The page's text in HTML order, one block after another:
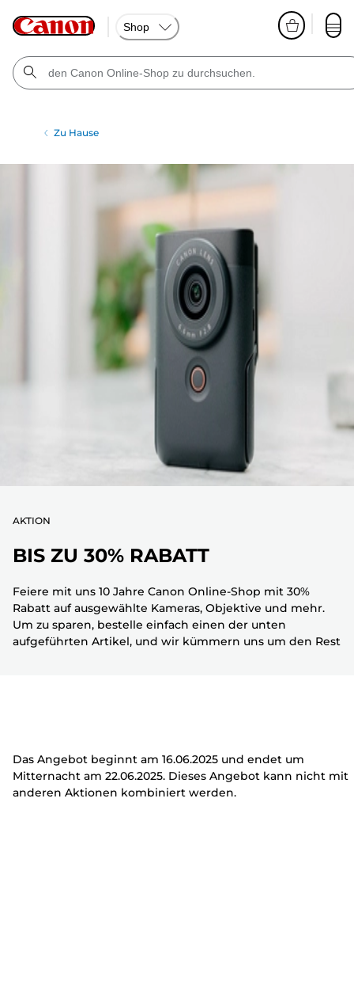
Shop
Zu Hause
AKTION
BIS ZU 30% RABATT
Feiere mit uns 10 Jahre Canon Online-Shop mit 30%
Rabatt auf ausgewählte Kameras, Objektive und mehr.
Um zu sparen, bestelle einfach einen der unten
aufgeführten Artikel, und wir kümmern uns um den Rest
Das Angebot beginnt am 16.06.2025 und endet um
Mitternacht am 22.06.2025. Dieses Angebot kann nicht mit
anderen Aktionen kombiniert werden.